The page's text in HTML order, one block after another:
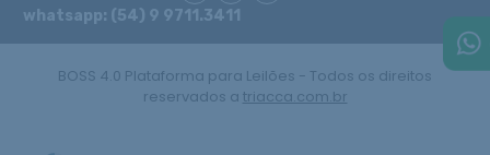
whatsapp: (54) 9 9711.3411
BOSS 4.0 Plataforma para Leilões - Todos os direitos
reservados a triacca.com.br